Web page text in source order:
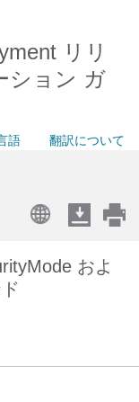
リリ
ション ガ
語 翻訳について
およ